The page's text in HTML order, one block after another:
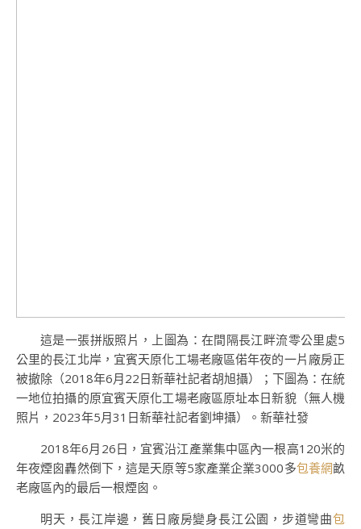
這是一張拼版照片，上圖為：在間隔長江畔流零公里處5
公里的長江北岸，宜賓天原化工場老廠區偌年夜的一片廠房正
被撤除（2018年6月22日新華社記者胡旭攝）；下圖為：在統
一地位拍攝的原宜賓天原化工場老廠區原址本日新貌（無人機
照片，2023年5月31日新華社記者劉坤攝）。新華社發
2018年6月26日，宜賓沿江產業集中區內一根高120米的
年夜煙囪轟然倒下，這是天原等5家產業企業3000多包養網畝
老廠區內的最后一根煙囪。
明天，長江岸邊，舊日廠房變身長江公園，步道彎曲包